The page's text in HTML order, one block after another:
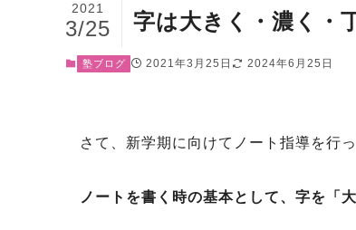
字は大きく・濃く・
2021
3/25
塾ブログ 2021年3月25日 2024年6月25日
さて、新学期に向けてノート指導を行
ノートを書く時の基本として、字を「